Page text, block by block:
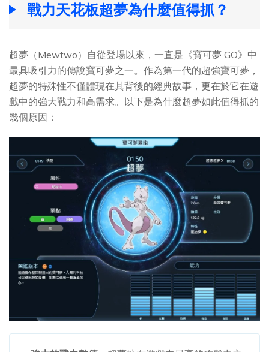
戰力天花板超夢為什麼值得抓？
超夢（Mewtwo）自從登場以來，一直是《寶可夢 GO》中
最具吸引力的傳說寶可夢之一。作為第一代的超強寶可夢，
超夢的特殊性不僅體現在其背後的經典故事，更在於它在遊
戲中的強大戰力和高需求。以下是為什麼超夢如此值得抓的
幾個原因：